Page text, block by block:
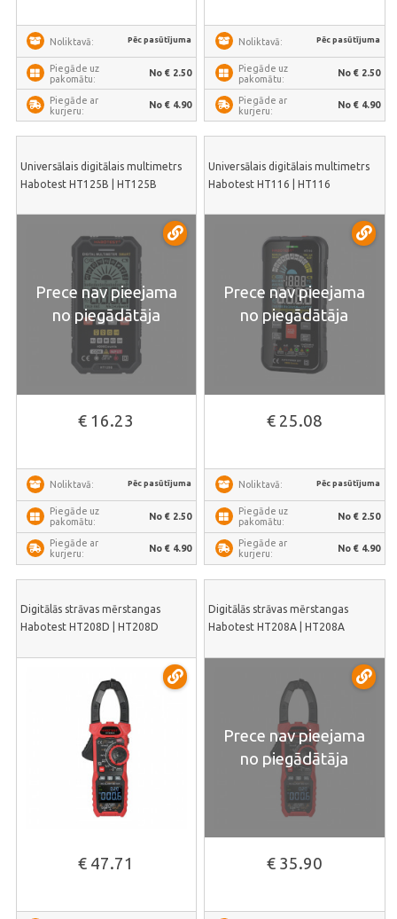
Noliktavā: Pēc pasūtījuma
Piegāde uz
pakomātu:
No € 2.50
Piegāde ar
kurjeru:
No € 4.90
Noliktavā: Pēc pasūtījuma
Piegāde uz
pakomātu:
No € 2.50
Piegāde ar
kurjeru:
No € 4.90
Universālais digitālais multimetrs
Habotest HT125B | HT125B
Prece nav pieejama
no piegādātāja
€ 16.23
Noliktavā: Pēc pasūtījuma
Piegāde uz
pakomātu:
No € 2.50
Piegāde ar
kurjeru:
No € 4.90
Universālais digitālais multimetrs
Habotest HT116 | HT116
Prece nav pieejama
no piegādātāja
€ 25.08
Noliktavā: Pēc pasūtījuma
Piegāde uz
pakomātu:
No € 2.50
Piegāde ar
kurjeru:
No € 4.90
Digitālās strāvas mērstangas
Habotest HT208D | HT208D
€ 47.71
Digitālās strāvas mērstangas
Habotest HT208A | HT208A
Prece nav pieejama
no piegādātāja
€ 35.90